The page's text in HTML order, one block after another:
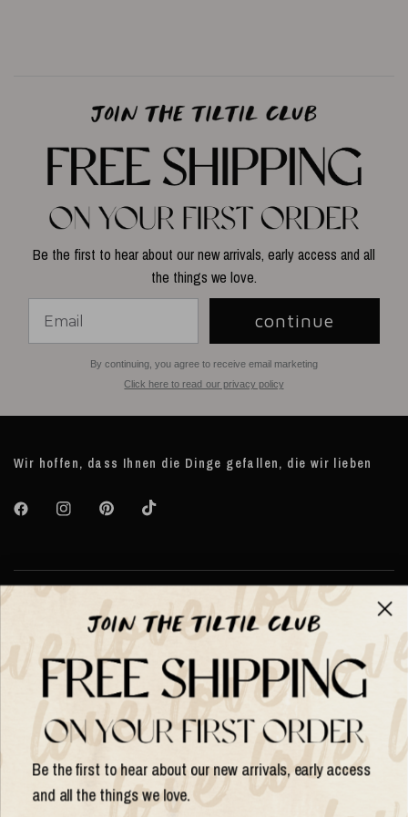
Be the first to hear about our new arrivals, early access and all
the things we love.
continue
By continuing, you agree to receive email marketing
Click here to read our privacy policy
Wir hoffen, dass Ihnen die Dinge gefallen, die wir lieben
Über TILTIL
Help
Hilfe und Informationen
Be the first to hear about our new arrivals, early access
and all the things we love.